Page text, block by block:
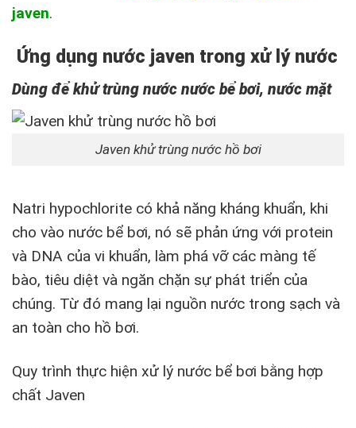
javen.
Ứng dụng nước javen trong xử lý nước
Dùng để khử trùng nước nước bể bơi, nước mặt
Javen khử trùng nước hồ bơi
Natri hypochlorite có khả năng kháng khuẩn, khi
cho vào nước bể bơi, nó sẽ phản ứng với protein
và DNA của vi khuẩn, làm phá vỡ các màng tế
bào, tiêu diệt và ngăn chặn sự phát triển của
chúng. Từ đó mang lại nguồn nước trong sạch và
an toàn cho hồ bơi.
Quy trình thực hiện xử lý nước bể bơi bằng hợp
chất Javen